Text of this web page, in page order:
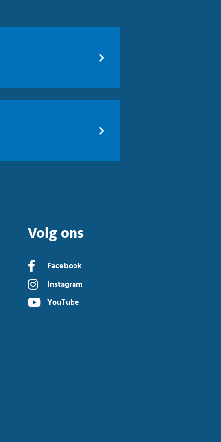
Volg ons
Facebook
Instagram
YouTube